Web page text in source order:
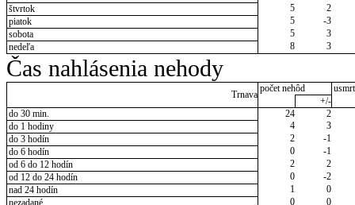
štvrtok
5
2
piatok
5
-3
sobota
5
3
nedeľa
8 3
Čas nahlásenia nehody
Trnava
počet nehôd
+/-
do 30 min.
24
2
do 1 hodiny
4
3
do 3 hodín
2
-1
do 6 hodín
0
-1
od 6 do 12 hodín
2
2
od 12 do 24 hodín
0
-2
nad 24 hodín
1
0
0 0